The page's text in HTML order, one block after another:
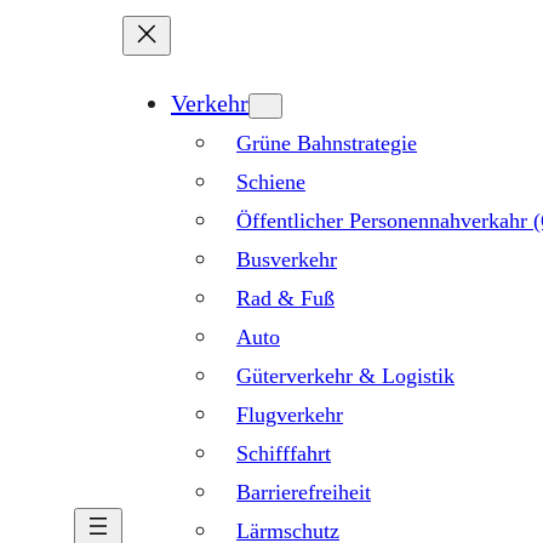
Verkehr
Grüne Bahnstrategie
Schiene
Öffentlicher Personennahverkahr
Busverkehr
Rad & Fuß
Auto
Güterverkehr & Logistik
Flugverkehr
Schifffahrt
Barrierefreiheit
Lärmschutz